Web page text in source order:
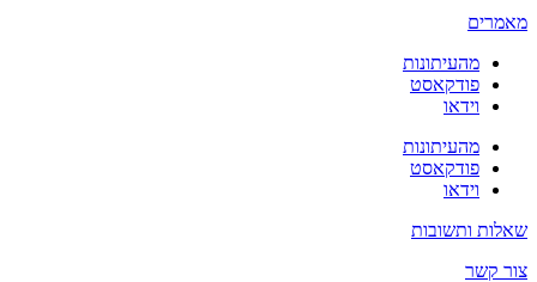
מאמרים
מהעיתונות
פודקאסט
וידאו
מהעיתונות
פודקאסט
וידאו
שאלות ותשובות
צור קשר